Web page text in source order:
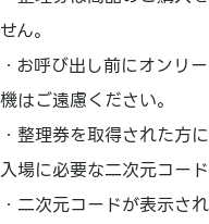
せん。
・お呼び出し前にオンリ
機はご遠慮ください。
・整理券を取得された方
入場に必要な二次元コード
・二次元コードが表示さ